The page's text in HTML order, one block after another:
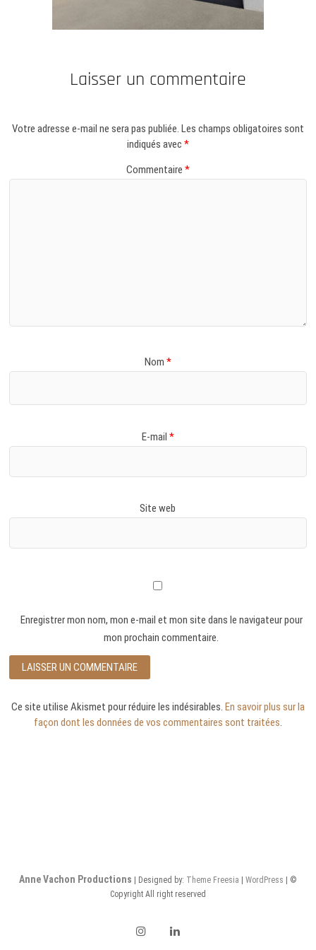
Laisser un commentaire
Votre adresse e-mail ne sera pas publiée. Les champs obligatoires sont
indiqués avec *
Commentaire *
Nom *
E-mail *
Site web
Enregistrer mon nom, mon e-mail et mon site dans le navigateur pour
mon prochain commentaire.
Ce site utilise Akismet pour réduire les indésirables. En savoir plus sur la
façon dont les données de vos commentaires sont traitées.
Anne Vachon Productions | Designed by: Theme Freesia |WordPress | ©
Copyright All right reserved
InstagramLinkedIn